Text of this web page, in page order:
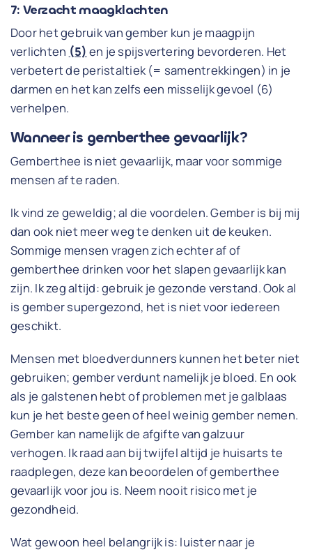
7: Verzacht maagklachten
Door het gebruik van gember kun je maagpijn
verlichten (5) en je spijsvertering bevorderen. Het
verbetert de peristaltiek (= samentrekkingen) in je
darmen en het kan zelfs een misselijk gevoel (6)
verhelpen.
Wanneer is gemberthee gevaarlijk?
Gemberthee is niet gevaarlijk, maar voor sommige
mensen af te raden.
Ik vind ze geweldig; al die voordelen. Gember is bij mij
dan ook niet meer weg te denken uit de keuken.
Sommige mensen vragen zich echter af of
gemberthee drinken voor het slapen gevaarlijk kan
zijn. Ik zeg altijd: gebruik je gezonde verstand. Ook al
is gember supergezond, het is niet voor iedereen
geschikt.
Mensen met bloedverdunners kunnen het beter niet
gebruiken; gember verdunt namelijk je bloed. En ook
als je galstenen hebt of problemen met je galblaas
kun je het beste geen of heel weinig gember nemen.
Gember kan namelijk de afgifte van galzuur
verhogen. Ik raad aan bij twijfel altijd je huisarts te
raadplegen, deze kan beoordelen of gemberthee
gevaarlijk voor jou is. Neem nooit risico met je
gezondheid.
Wat gewoon heel belangrijk is: luister naar je